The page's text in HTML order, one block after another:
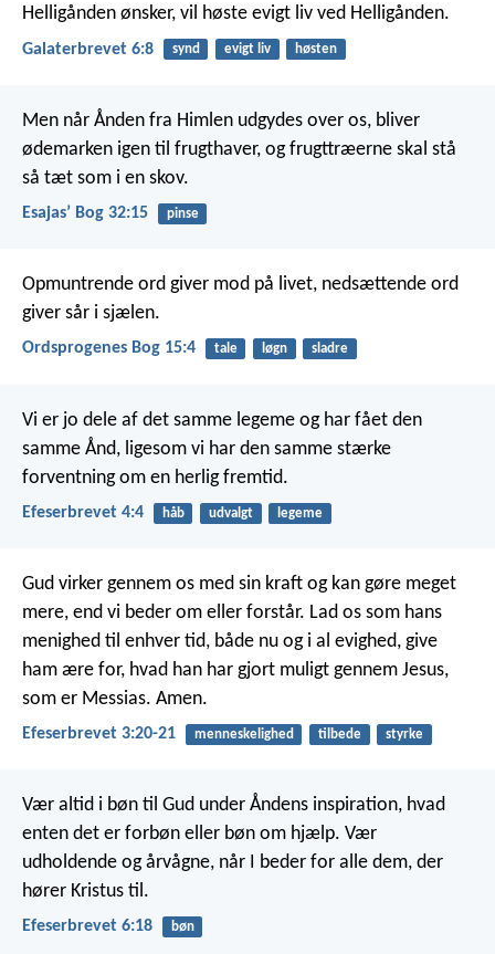
Helligånden ønsker, vil høste evigt liv ved Helligånden.
Galaterbrevet 6:8 synd evigt liv høsten
Men når Ånden fra Himlen udgydes over os, bliver
ødemarken igen til frugthaver, og frugttræerne skal stå
så tæt som i en skov.
Esajasʼ Bog 32:15 pinse
Opmuntrende ord giver mod på livet, nedsættende ord
giver sår i sjælen.
Ordsprogenes Bog 15:4 tale løgn sladre
Vi er jo dele af det samme legeme og har fået den
samme Ånd, ligesom vi har den samme stærke
forventning om en herlig fremtid.
Efeserbrevet 4:4 håb udvalgt legeme
Gud virker gennem os med sin kraft og kan gøre meget
mere, end vi beder om eller forstår. Lad os som hans
menighed til enhver tid, både nu og i al evighed, give
ham ære for, hvad han har gjort muligt gennem Jesus,
som er Messias. Amen.
Efeserbrevet 3:20-21 menneskelighed tilbede styrke
Vær altid i bøn til Gud under Åndens inspiration, hvad
enten det er forbøn eller bøn om hjælp. Vær
udholdende og årvågne, når I beder for alle dem, der
hører Kristus til.
Efeserbrevet 6:18 bøn